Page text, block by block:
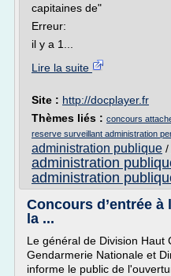
capitaines de"
Erreur:
il y a 1...
Lire la suite
Site : http://docplayer.fr
Thèmes liés : concours
reserve surveillant administration
administration publique /
administration
administration
Concours d’entrée à
la ...
Le général de Division Haut
Gendarmerie Nationale et
informe le public de